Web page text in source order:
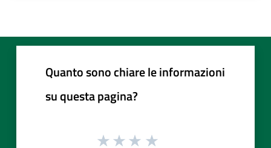
Quanto sono chiare le informazioni
su questa pagina?